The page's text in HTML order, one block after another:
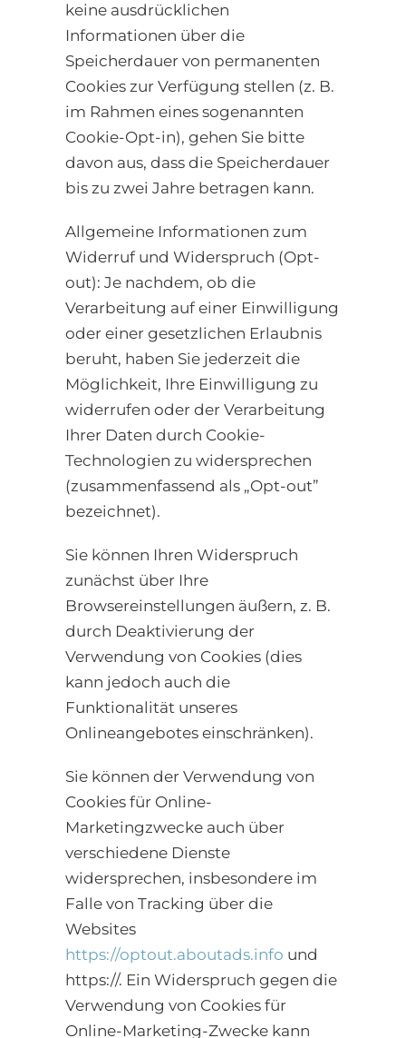
keine ausdrücklichen
Informationen über die
Speicherdauer von permanenten
Cookies zur Verfügung stellen (z. B.
im Rahmen eines sogenannten
Cookie-Opt-in), gehen Sie bitte
davon aus, dass die Speicherdauer
bis zu zwei Jahre betragen kann.
Allgemeine Informationen zum
Widerruf und Widerspruch (Opt-
out): Je nachdem, ob die
Verarbeitung auf einer Einwilligung
oder einer gesetzlichen Erlaubnis
beruht, haben Sie jederzeit die
Möglichkeit, Ihre Einwilligung zu
widerrufen oder der Verarbeitung
Ihrer Daten durch Cookie-
Technologien zu widersprechen
(zusammenfassend als „Opt-out”
bezeichnet).
Sie können Ihren Widerspruch
zunächst über Ihre
Browsereinstellungen äußern, z. B.
durch Deaktivierung der
Verwendung von Cookies (dies
kann jedoch auch die
Funktionalität unseres
Onlineangebotes einschränken).
Sie können der Verwendung von
Cookies für Online-
Marketingzwecke auch über
verschiedene Dienste
widersprechen, insbesondere im
Falle von Tracking über die
Websites
https://optout.aboutads.info und
https://. Ein Widerspruch gegen die
Verwendung von Cookies für
Online-Marketing-Zwecke kann